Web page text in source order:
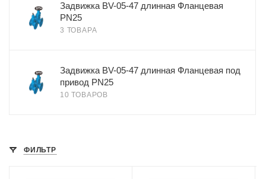
Задвижка BV-05-47 длинная Фланцевая
PN25
3 ТОВАРА
Задвижка BV-05-47 длинная Фланцевая под
привод PN25
10 ТОВАРОВ
ФИЛЬТР